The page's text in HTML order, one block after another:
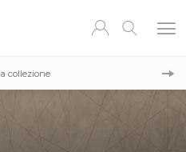
collezione